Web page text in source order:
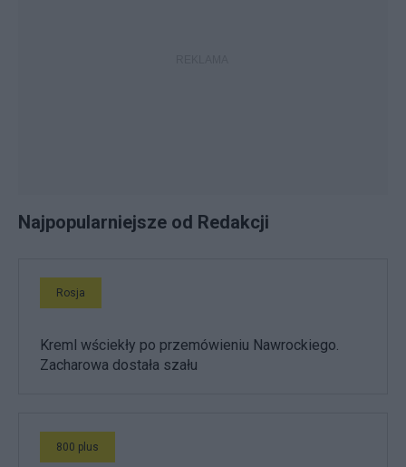
Najpopularniejsze od Redakcji
Rosja
Kreml wściekły po przemówieniu Nawrockiego.
Zacharowa dostała szału
800 plus